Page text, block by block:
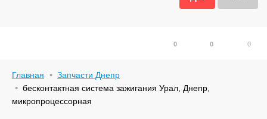
0
0 0
Главная
Запчасти Днепр
бесконтактная система зажигания Урал, Днепр,
микропроцессорная